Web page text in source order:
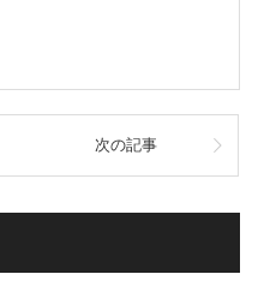
次の記事